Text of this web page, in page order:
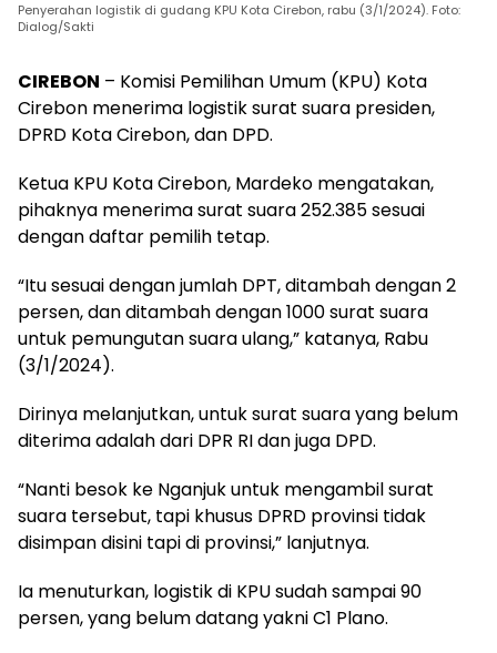
Penyerahan logistik di gudang KPU Kota Cirebon, rabu (3/1/2024). Foto:
Dialog/Sakti
CIREBON – Komisi Pemilihan Umum (KPU) Kota
Cirebon menerima logistik surat suara presiden,
DPRD Kota Cirebon, dan DPD.
Ketua KPU Kota Cirebon, Mardeko mengatakan,
pihaknya menerima surat suara 252.385 sesuai
dengan daftar pemilih tetap.
“Itu sesuai dengan jumlah DPT, ditambah dengan 2
persen, dan ditambah dengan 1000 surat suara
untuk pemungutan suara ulang,” katanya, Rabu
(3/1/2024).
Dirinya melanjutkan, untuk surat suara yang belum
diterima adalah dari DPR RI dan juga DPD.
“Nanti besok ke Nganjuk untuk mengambil surat
suara tersebut, tapi khusus DPRD provinsi tidak
disimpan disini tapi di provinsi,” lanjutnya.
Ia menuturkan, logistik di KPU sudah sampai 90
persen, yang belum datang yakni C1 Plano.